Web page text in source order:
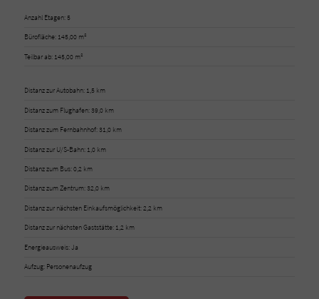
Anzahl Etagen: 5
Bürofläche: 145,00 m²
Teilbar ab: 145,00 m²
Distanz zur Autobahn: 1,5 km
Distanz zum Flughafen: 39,0 km
Distanz zum Fernbahnhof: 31,0 km
Distanz zur U/S-Bahn: 1,0 km
Distanz zum Bus: 0,2 km
Distanz zum Zentrum: 32,0 km
Distanz zur nächsten Einkaufsmöglichkeit: 2,2 km
Distanz zur nächsten Gaststätte: 1,2 km
Energieausweis: Ja
Aufzug: Personenaufzug